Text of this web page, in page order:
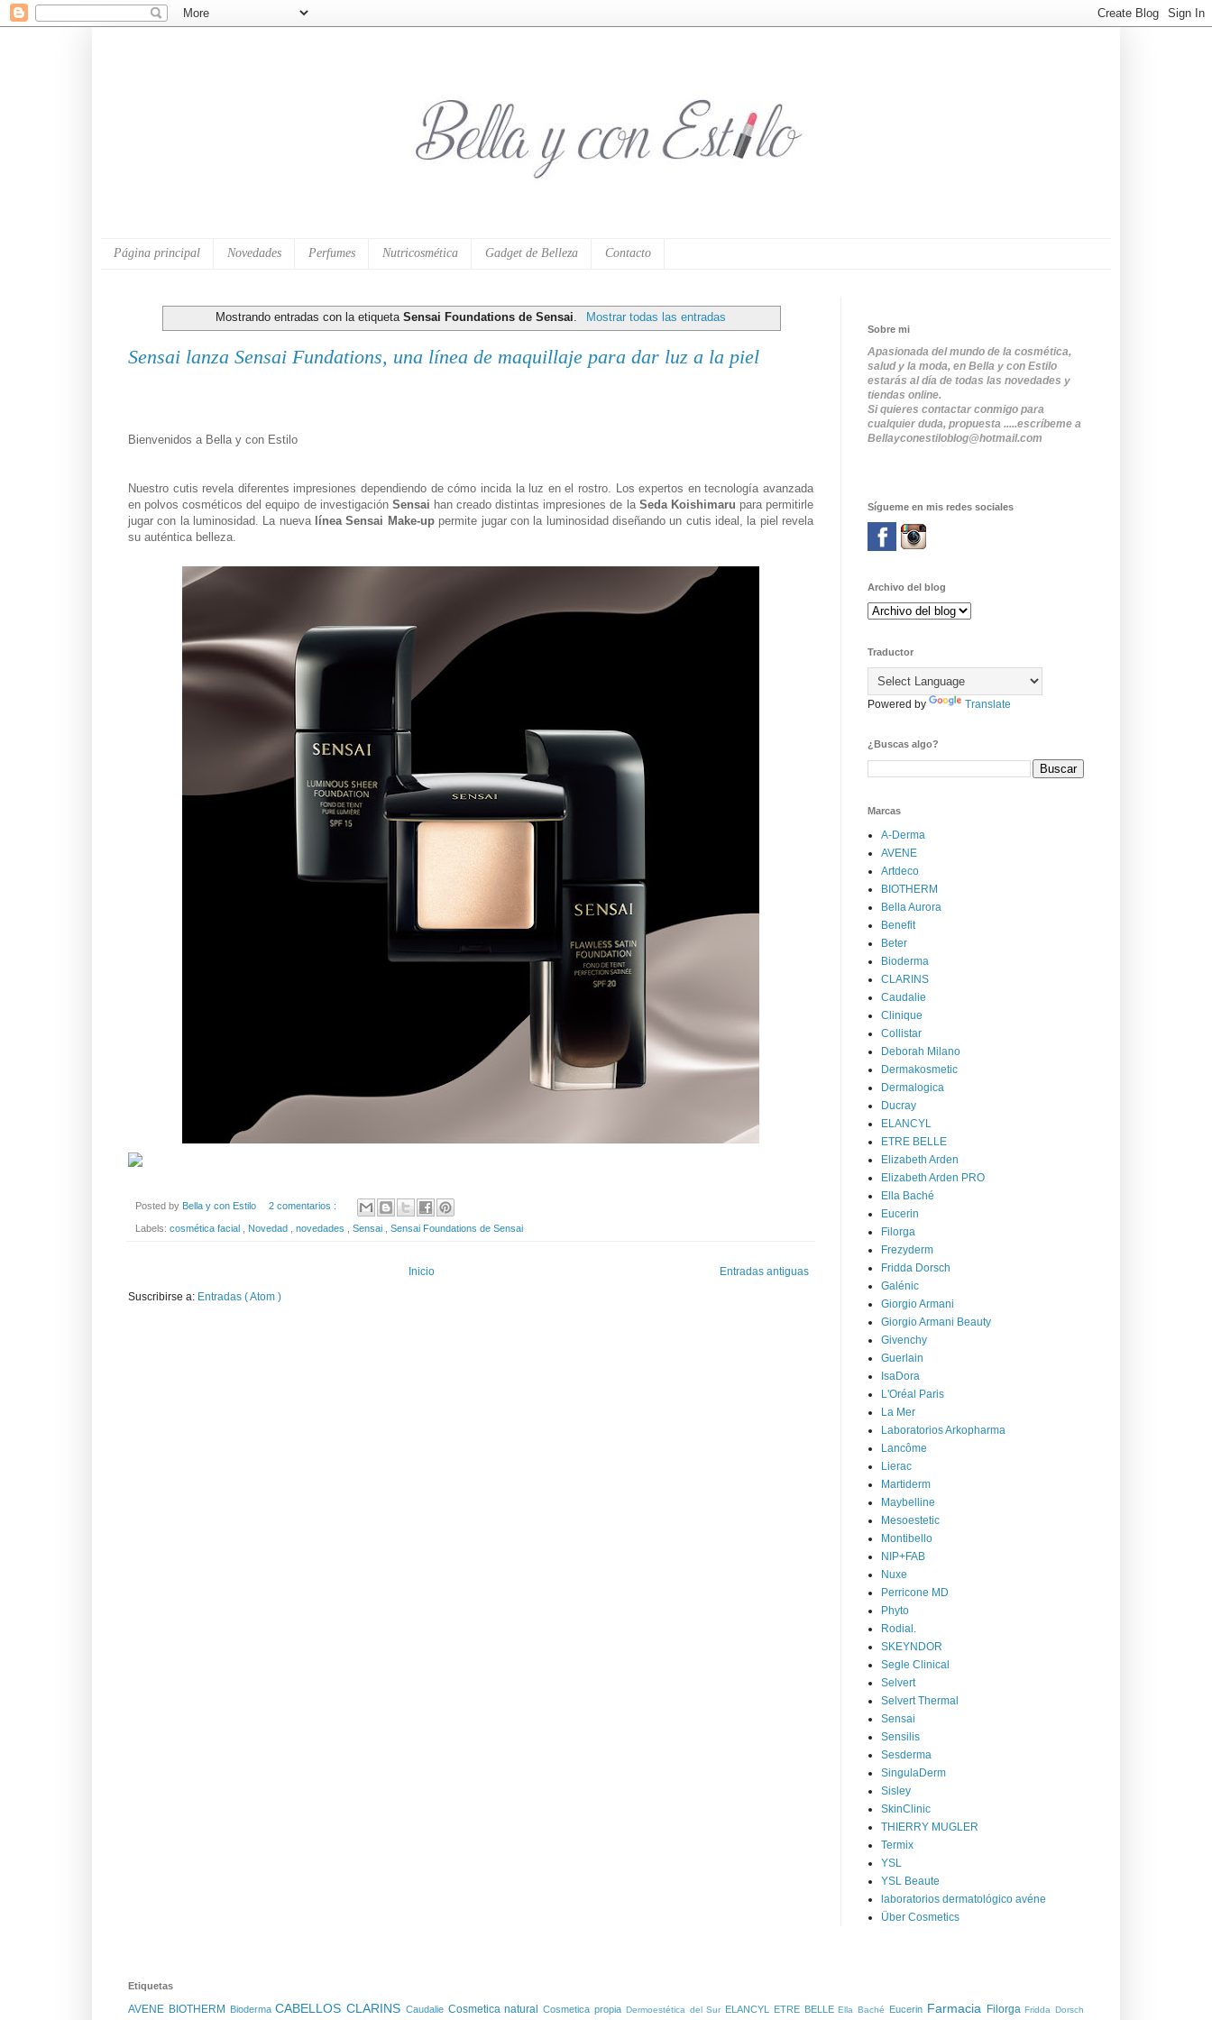
Página principal Novedades Perfumes Nutricosmética Gadget de Belleza Contacto
Mostrando entradas con la etiquetaSensai Foundations de Sensai Mostrar todas las entradas
Sensai lanza Sensai Fundations, una línea de maquillaje para dar luz a la piel
Bienvenidos a Bella y con Estilo
Nuestro cutis revela diferentes impresiones dependiendo de cómo incida la luz en el rostro. Los expertos en tecnología avanzada
en polvos cosméticos del equipo de investigación Sensai han creado distintas impresiones de la Seda Koishimaru para permitirle
jugar con la luminosidad. La nueva línea Sensai Make-uppermite jugar con la luminosidad diseñando un cutis ideal, la piel revela
su auténtica belleza.
Posted by Bella y con Estilo 2 comentarios :
Labels: cosmética facial Novedad novedades Sensai Sensai Foundations de Sensai
Entradas antiguas
Inicio
Suscribirse a: Entradas ( Atom )
Sobre mi
Apasionada del mundo de la cosmética,
salud y la moda, en Bella y con Estilo
estarás al día de todas las novedades y
tiendas online.
Si quieres contactar conmigo para
cualquier duda, propuesta .....escríbeme a
Bellayconestiloblog@hotmail.com
Sígueme en mis redes sociales
Archivo del blog
Traductor
Powered by Translate
¿Buscas algo?
Marcas
A-Derma
AVENE
Artdeco
BIOTHERM
Bella Aurora
Benefit
Beter
Bioderma
CLARINS
Caudalie
Clinique
Collistar
Deborah Milano
Dermakosmetic
Dermalogica
Ducray
ELANCYL
ETRE BELLE
Elizabeth Arden
Elizabeth Arden PRO
Ella Baché
Eucerin
Filorga
Frezyderm
Fridda Dorsch
Galénic
Giorgio Armani
Giorgio Armani Beauty
Givenchy
Guerlain
IsaDora
L'Oréal Paris
La Mer
Laboratorios Arkopharma
Lancôme
Lierac
Martiderm
Maybelline
Mesoestetic
Montibello
NIP+FAB
Nuxe
Perricone MD
Phyto
Rodial.
SKEYNDOR
Segle Clinical
Selvert
Selvert Thermal
Sensai
Sensilis
Sesderma
SingulaDerm
Sisley
SkinClinic
THIERRY MUGLER
Termix
YSL
YSL Beaute
laboratorios dermatológico avéne
Über Cosmetics
Etiquetas
AVENE BIOTHERM BiodermaCABELLOSCLARINS Caudalie Cosmetica naturalCosmetica propia Dermoestética del Sur ELANCYL ETRE BELLEElla Baché Eucerin Farmacia FilorgaFridda Dorsch